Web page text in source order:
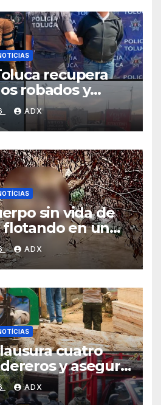
recupera
robados y
conductores
ADX
sin vida de
en un
ADX
cuatro
y asegura
operativo
ilegal en el
ADX